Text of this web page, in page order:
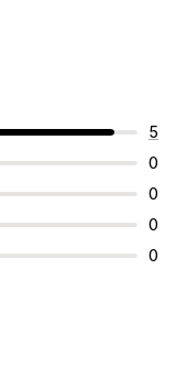
5
0
0
0
0